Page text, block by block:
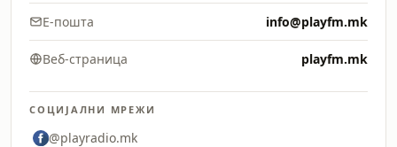
Е-пошта info@playfm.mk
Веб-страница playfm.mk
СОЦИЈАЛНИ МРЕЖИ
@playradio.mk